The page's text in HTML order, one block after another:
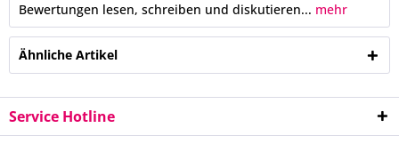
Bewertungen lesen, schreiben und diskutieren... mehr
Ähnliche Artikel
Service Hotline